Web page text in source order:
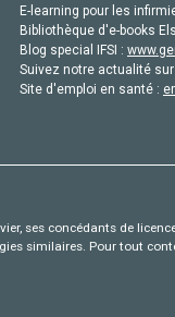
E-learning pour les
Bibliothèque d'e-books
Blog special IFSI :
Suivez notre actualité
Site d'emploi en santé :
ses concédants de
similaires. Pour tout